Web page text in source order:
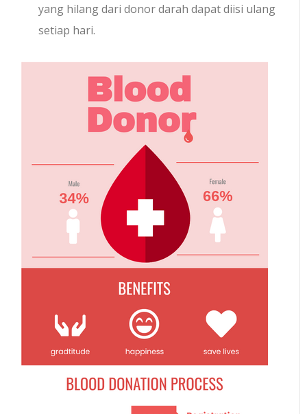
yang hilang dari donor darah dapat diisi ulang
setiap hari.